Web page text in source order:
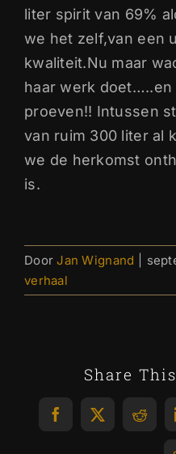
liter spirit van 69%
we het zelf,van een
kwaliteit.Nu maar
haar werk doet…..en
proeven!! Intussen
van ruim 300 liter al
we de herkomst
is.
DoorJan Wignand
verhaal
Share
Facebook
X